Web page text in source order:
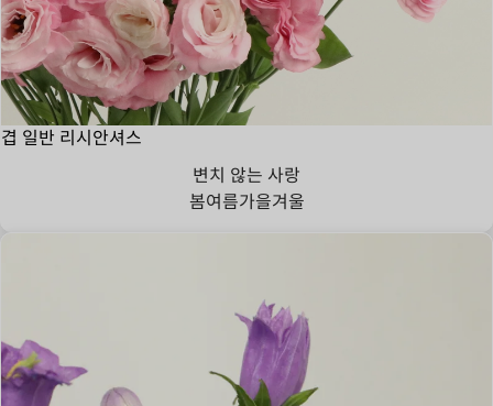
겹 일반 리시안셔스
변치 않는 사랑
봄여름가을겨울